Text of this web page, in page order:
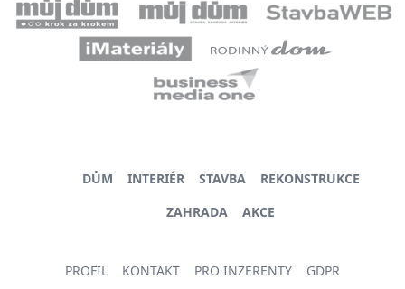
DŮM INTERIÉR STAVBA
REKONSTRUKCE
ZAHRADA
AKCE
PROFIL KONTAKT PRO INZERENTY GDPR